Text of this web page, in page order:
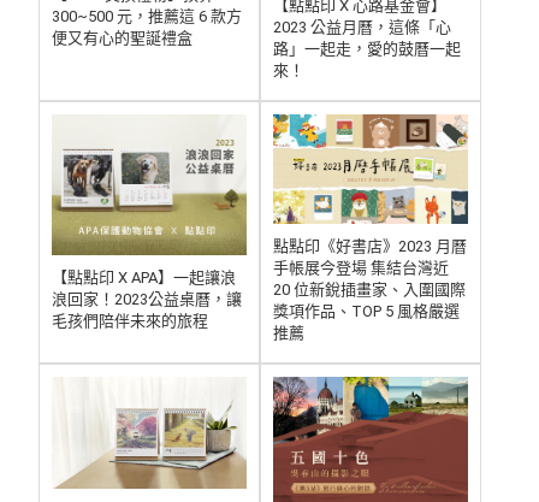
300~500 元，推薦這 6 款方
便又有心的聖誕禮盒
【點點印 X 心路基金會】
2023 公益月曆，這條「心
路」一起走，愛的鼓曆一起
來！
【點點印 X APA】一起讓浪
浪回家！2023公益桌曆，讓
毛孩們陪伴未來的旅程
點點印《好書店》2023 月曆
手帳展今登場 集結台灣近
20 位新銳插畫家、入圍國際
獎項作品、TOP 5 風格嚴選
推薦